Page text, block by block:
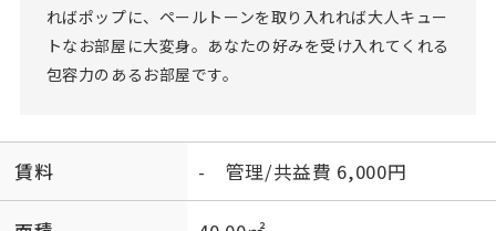
ればポップに、ペールトーンを取り入れれば大人キュー
トなお部屋に大変身。あなたの好みを受け入れてくれる
包容力のあるお部屋です。
賃料 - 管理/共益費 6,000円